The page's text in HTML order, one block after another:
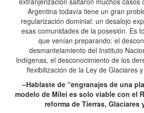
Argentina todavía tiene un gran
regularización dominial: un desalojo
esas comunidades de la posesión. Es
que venían preparando: el
desmantelamiento del Instituto
Indígenas, el desconocimiento de los
flexibilización de la Ley de Glaciares
–Hablaste de “engranajes de una
modelo de Milei es solo viable con el
reforma de Tierras, Glaciares